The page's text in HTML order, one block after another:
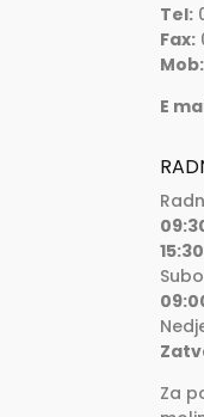
Tel:
Fax:
Mob:
E
Za